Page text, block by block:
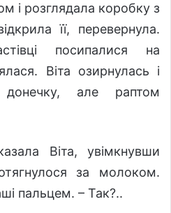
і розглядала коробку з
її, перевернула.
посипалися на
Віта озирнулась і
донечку, але раптом
Віта, увімкнувши
за молоком.
пальцем. – Так?..